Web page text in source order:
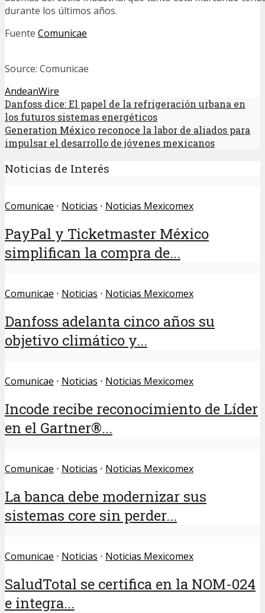
durante los últimos años.
Fuente Comunicae
Source: Comunicae
AndeanWire
Danfoss dice: El papel de la refrigeración urbana en
los futuros sistemas energéticos
Generation México reconoce la labor de aliados para
impulsar el desarrollo de jóvenes mexicanos
Noticias de Interés
Comunicae • Noticias • Noticias Mexicomex
PayPal y Ticketmaster México
simplifican la compra de...
Comunicae • Noticias • Noticias Mexicomex
Danfoss adelanta cinco años su
objetivo climático y...
Comunicae • Noticias • Noticias Mexicomex
Incode recibe reconocimiento de Líder
en el Gartner®...
Comunicae • Noticias • Noticias Mexicomex
La banca debe modernizar sus
sistemas core sin perder...
Comunicae • Noticias • Noticias Mexicomex
SaludTotal se certifica en la NOM-024
e integra...